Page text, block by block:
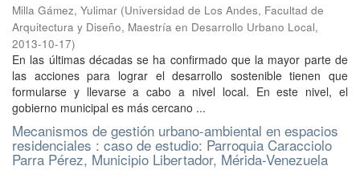
Milla Gámez, Yulimar (Universidad de Los Andes, Facultad de
Arquitectura y Diseño, Maestría en Desarrollo Urbano Local,
2013-10-17)
En las últimas décadas se ha confirmado que la mayor parte de
las acciones para lograr el desarrollo sostenible tienen que
formularse y llevarse a cabo a nivel local. En este nivel, el
gobierno municipal es más cercano ...
Mecanismos de gestión urbano-ambiental en espacios
residenciales : caso de estudio: Parroquia Caracciolo
Parra Pérez, Municipio Libertador, Mérida-Venezuela